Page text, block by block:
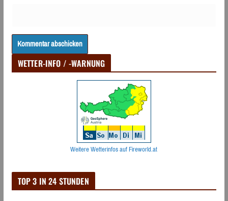
WETTER-INFO / -WARNUNG
Weitere Wetterinfos auf Fireworld.at
TOP 3 IN 24 STUNDEN